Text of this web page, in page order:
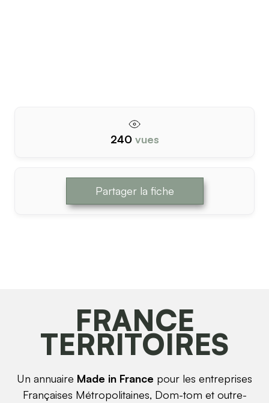
240 vues
Partager la fiche
FRANCE
TERRITOIRES
Un annuaire Made in France pour les entreprises
Françaises Métropolitaines, Dom-tom et outre-